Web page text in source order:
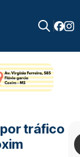
for:
tráfico